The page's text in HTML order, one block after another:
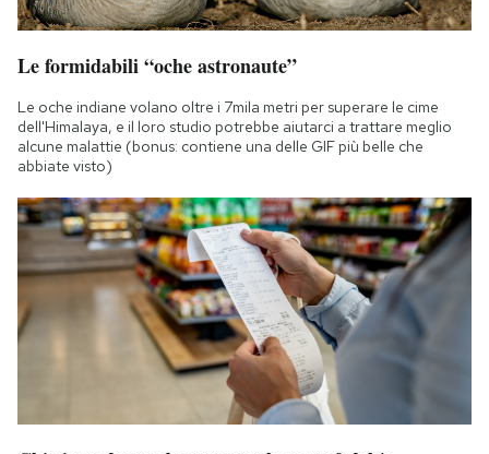
Le formidabili “oche astronaute”
Le oche indiane volano oltre i 7mila metri per superare le cime
dell'Himalaya, e il loro studio potrebbe aiutarci a trattare meglio
alcune malattie (bonus: contiene una delle GIF più belle che
abbiate visto)